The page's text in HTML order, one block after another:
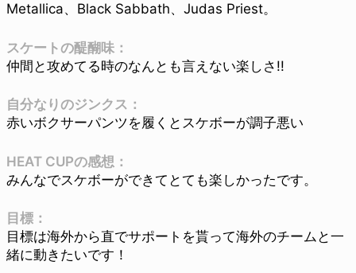
Metallica、Black Sabbath、Judas Priest。
スケートの醍醐味：
仲間と攻めてる時のなんとも言えない楽しさ!!
自分なりのジンクス：
赤いボクサーパンツを履くとスケボーが調子悪い
HEAT CUPの感想：
みんなでスケボーができてとても楽しかったです。
目標：
目標は海外から直でサポートを貰って海外のチームと一
緒に動きたいです！